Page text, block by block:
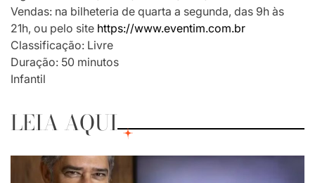
Vendas: na bilheteria de quarta a segunda, das 9h às
21h, ou pelo site https://www.eventim.com.br
Classificação: Livre
Duração: 50 minutos
Infantil
LEIA AQUI